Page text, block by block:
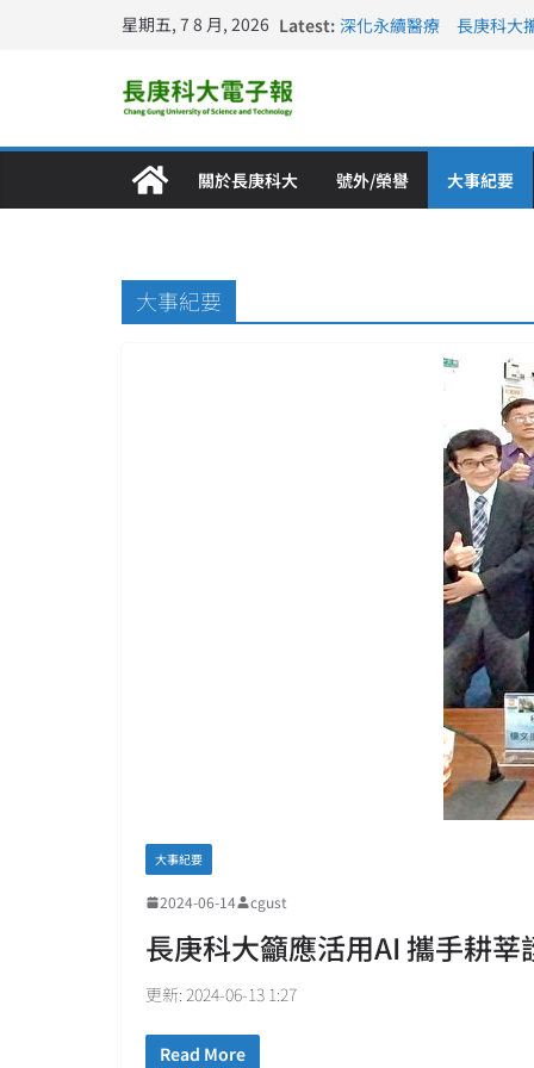
星期五, 7 8 月, 2026 Latest: 深化永續醫療 長庚科大
關於長庚科大 號外/榮譽 大事紀要
大事紀要
大事紀要
2024-06-14 cgust
長庚科大籲應活用AI 攜手耕
更新: 2024-06-13 1:27
Read More